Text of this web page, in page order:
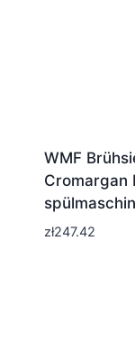
WMF
Cromargan
zł247.42